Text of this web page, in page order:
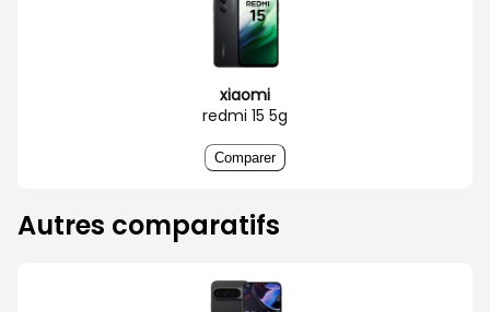
xiaomi
redmi 15 5g
Comparer
Autres comparatifs